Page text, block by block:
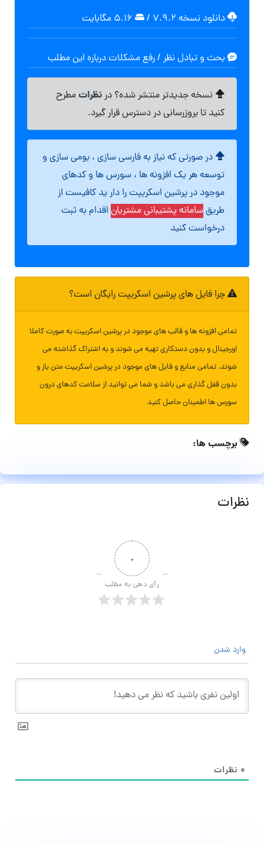
دانلود نسخه ۷.۹.۲ /
بحث و تبادل نظر / رفع مشکلات درباره این مطلب
نسخه جدیدتر منتشر شده؟ درنظراتمطرح
کنید تا بروزرسانی در دسترس قرار گیرد.
در صورتی که نیاز به فارسی سازی ، بومی سازی و
توسعه هر یک افزونه ها ، سورس ها و کدهای
موجود در پرشین اسکریپت را دار ید کافیست از
طریقسامانه پشتیبانی مشتریان اقدام به ثبت
درخواست کنید
چرا فایل های پرشین اسکریپت رایگان است؟
تمامی افزونه ها و قالب های موجود در پرشین اسکریپت به صورت کاملا
اورجینال و بدون دستکاری تهیه می شوند و به اشتراک گذاشته می
شوند. تمامی منابع و فایل های موجود در پرشین اسکریپت متن باز و
بدون قفل گذاری می باشد و شما می توانید از سلامت کدهای درون
سورس ها اطمینان حاصل کنید
برچسب ها:
نظرات
۰
رأی دهی به مطلب
وارد شدن
۰ نظرات